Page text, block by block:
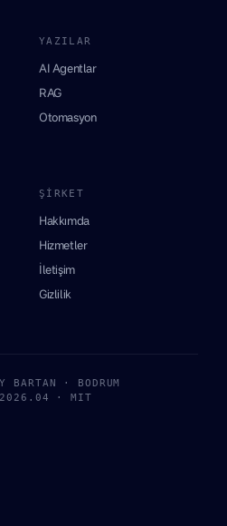
YAZILAR
AI Agentlar
RAG
Otomasyon
ŞIRKET
Hakkımda
Hizmetler
İletişim
Gizlilik
BARTAN · BODRUM
· MIT